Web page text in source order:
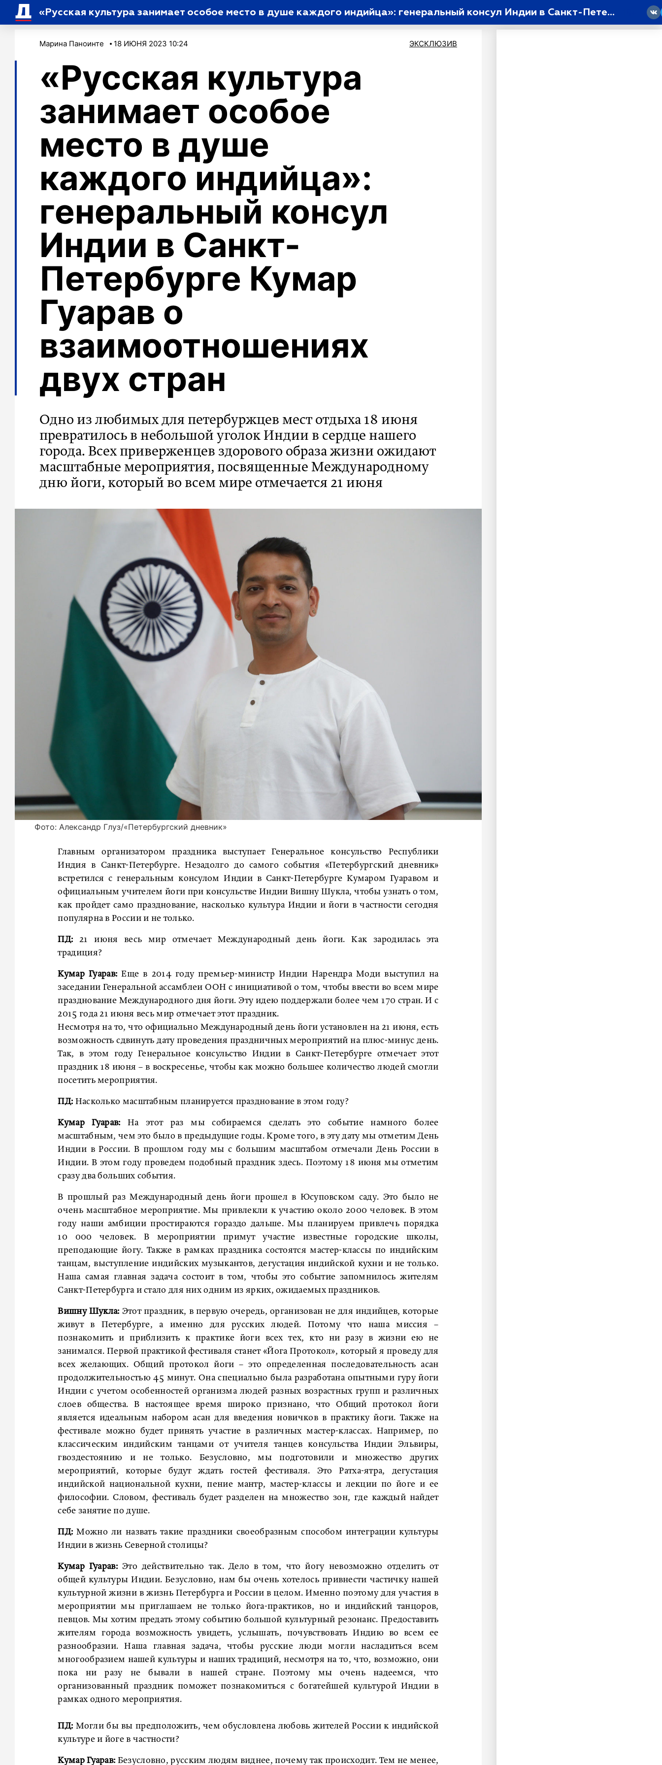
«Русская культура занимает особое место в душе каждого индийца»: генеральный консул Индии в Санкт-Петербурге Кумар Гуарав о взаимоотношениях двух стран
Марина Паноинте 18 ИЮНЯ 2023 10:24 ЭКСКЛЮЗИВ
«Русская культура
занимает особое
место в душе
каждого индийца»:
генеральный консул
Индии в Санкт-
Петербурге Кумар
Гуарав о
взаимоотношениях
двух стран
Одно из любимых для петербуржцев мест отдыха 18 июня
превратилось в небольшой уголок Индии в сердце нашего
города. Всех приверженцев здорового образа жизни ожидают
масштабные мероприятия, посвященные Международному
дню йоги, который во всем мире отмечается 21 июня
Фото: Александр Глуз/«Петербургский дневник»
Главным организатором праздника выступает Генеральное консульство Республики
Индия в Санкт-Петербурге. Незадолго до самого события «Петербургский дневник»
встретился с генеральным консулом Индии в Санкт-Петербурге Кумаром Гуаравом и
официальным учителем йоги при консульстве Индии Вишну Шукла, чтобы узнать о том,
как пройдет само празднование, насколько культура Индии и йоги в частности сегодня
популярна в России и не только.
ПД: 21 июня весь мир отмечает Международный день йоги. Как зародилась эта
традиция?
Кумар Гуарав: Еще в 2014 году премьер-министр Индии Нарендра Моди выступил на
заседании Генеральной ассамблеи ООН с инициативой о том, чтобы ввести во всем мире
празднование Международного дня йоги. Эту идею поддержали более чем 170 стран. И с
2015 года 21 июня весь мир отмечает этот праздник.
Несмотря на то, что официально Международный день йоги установлен на 21 июня, есть
возможность сдвинуть дату проведения праздничных мероприятий на плюс-минус день.
Так, в этом году Генеральное консульство Индии в Санкт-Петербурге отмечает этот
праздник 18 июня – в воскресенье, чтобы как можно большее количество людей смогли
посетить мероприятия.
ПД: Насколько масштабным планируется празднование в этом году?
Кумар Гуарав: На этот раз мы собираемся сделать это событие намного более
масштабным, чем это было в предыдущие годы. Кроме того, в эту дату мы отметим День
Индии в России. В прошлом году мы с большим масштабом отмечали День России в
Индии. В этом году проведем подобный праздник здесь. Поэтому 18 июня мы отметим
сразу два больших события.
В прошлый раз Международный день йоги прошел в Юсуповском саду. Это было не
очень масштабное мероприятие. Мы привлекли к участию около 2000 человек. В этом
году наши амбиции простираются гораздо дальше. Мы планируем привлечь порядка
10 000 человек. В мероприятии примут участие известные городские школы,
преподающие йогу. Также в рамках праздника состоятся мастер-классы по индийским
танцам, выступление индийских музыкантов, дегустация индийской кухни и не только.
Наша самая главная задача состоит в том, чтобы это событие запомнилось жителям
Санкт-Петербурга и стало для них одним из ярких, ожидаемых праздников.
Вишну Шукла: Этот праздник, в первую очередь, организован не для индийцев, которые
живут в Петербурге, а именно для русских людей. Потому что наша миссия –
познакомить и приблизить к практике йоги всех тех, кто ни разу в жизни ею не
занимался. Первой практикой фестиваля станет «Йога Протокол», который я проведу для
всех желающих. Общий протокол йоги – это определенная последовательность асан
продолжительностью 45 минут. Она специально была разработана опытными гуру йоги
Индии с учетом особенностей организма людей разных возрастных групп и различных
слоев общества. В настоящее время широко признано, что Общий протокол йоги
является идеальным набором асан для введения новичков в практику йоги. Также на
фестивале можно будет принять участие в различных мастер-классах. Например, по
классическим индийским танцами от учителя танцев консульства Индии Эльвиры,
гвоздестоянию и не только. Безусловно, мы подготовили и множество других
мероприятий, которые будут ждать гостей фестиваля. Это Ратха-ятра, дегустация
индийской национальной кухни, пение мантр, мастер-классы и лекции по йоге и ее
философии. Словом, фестиваль будет разделен на множество зон, где каждый найдет
себе занятие по душе.
ПД:Можно ли назвать такие праздники своеобразным способом интеграции культуры
Индии в жизнь Северной столицы?
Кумар Гуарав: Это действительно так. Дело в том, что йогу невозможно отделить от
общей культуры Индии. Безусловно, нам бы очень хотелось привнести частичку нашей
культурной жизни в жизнь Петербурга и России в целом. Именно поэтому для участия в
мероприятии мы приглашаем не только йога-практиков, но и индийский танцоров,
певцов. Мы хотим предать этому событию большой культурный резонанс. Предоставить
жителям города возможность увидеть, услышать, почувствовать Индию во всем ее
разнообразии. Наша главная задача, чтобы русские люди могли насладиться всем
многообразием нашей культуры и наших традиций, несмотря на то, что, возможно, они
пока ни разу не бывали в нашей стране. Поэтому мы очень надеемся, что
организованный праздник поможет познакомиться с богатейшей культурой Индии в
рамках одного мероприятия.
ПД: Могли бы вы предположить, чем обусловлена любовь жителей России к индийской
культуре и йоге в частности?
Кумар Гуарав: Безусловно, русским людям виднее, почему так происходит. Тем не менее,